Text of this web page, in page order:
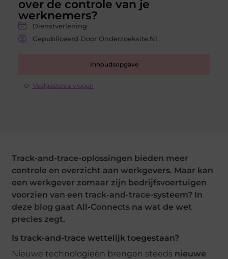
over de controle van je
werknemers?
Dienstverlening
Gepubliceerd Door Onderzoeksite.nl
Inhoudsopgave
Veelgestelde vragen
Track-and-trace-oplossingen bieden meer
controle en overzicht aan werkgevers. Maar kan
een werkgever zomaar zijn bedrijfsvoertuigen
voorzien van een track-and-trace-systeem? In
deze blog gaat All-Connects na wat de wet
precies zegt.
Is track-and-trace wettelijk toegestaan?
Nieuwe technologieën brengen steeds nieuwe